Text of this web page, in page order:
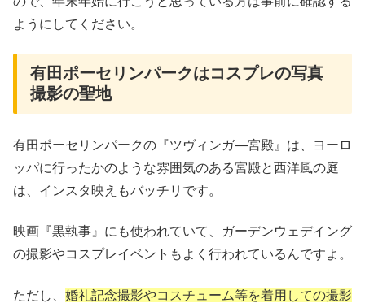
ようにしてください。
有田ポーセリンパークはコスプレの写真
撮影の聖地
有田ポーセリンパークの『ツヴィンガ―宮殿』は、ヨーロ
ッパに行ったかのような雰囲気のある宮殿と西洋風の庭
は、インスタ映えもバッチリです。
映画『黒執事』にも使われていて、ガーデンウェデイング
の撮影やコスプレイベントもよく行われているんですよ。
ただし、 婚礼記念撮影やコスチューム等を着用しての撮影